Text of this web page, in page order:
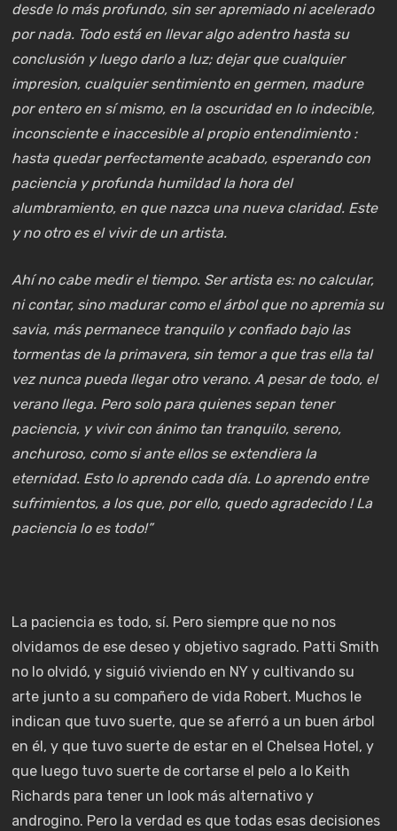
desde lo más profundo, sin ser apremiado ni acelerado
por nada. Todo está en llevar algo adentro hasta su
conclusión y luego darlo a luz; dejar que cualquier
impresion, cualquier sentimiento en germen, madure
por entero en sí mismo, en la oscuridad en lo indecible,
inconsciente e inaccesible al propio entendimiento :
hasta quedar perfectamente acabado, esperando con
paciencia y profunda humildad la hora del
alumbramiento, en que nazca una nueva claridad. Este
y no otro es el vivir de un artista.
Ahí no cabe medir el tiempo. Ser artista es: no calcular,
ni contar, sino madurar como el árbol que no apremia su
savia, más permanece tranquilo y confiado bajo las
tormentas de la primavera, sin temor a que tras ella tal
vez nunca pueda llegar otro verano. A pesar de todo, el
verano llega. Pero solo para quienes sepan tener
paciencia, y vivir con ánimo tan tranquilo, sereno,
anchuroso, como si ante ellos se extendiera la
eternidad. Esto lo aprendo cada día. Lo aprendo entre
sufrimientos, a los que, por ello, quedo agradecido ! La
paciencia lo es todo!”
La paciencia es todo, sí. Pero siempre que no nos
olvidamos de ese deseo y objetivo sagrado. Patti Smith
no lo olvidó, y siguió viviendo en NY y cultivando su
arte junto a su compañero de vida Robert. Muchos le
indican que tuvo suerte, que se aferró a un buen árbol
en él, y que tuvo suerte de estar en el Chelsea Hotel, y
que luego tuvo suerte de cortarse el pelo a lo Keith
Richards para tener un look más alternativo y
androgino. Pero la verdad es que todas esas decisiones